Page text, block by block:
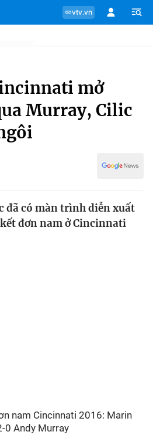
vtv.vn
mở
Murray, Cilic
đã có màn trình diễn xuất
đơn nam ở Cincinnati
nam Cincinnati 2016: Marin
0 Andy Murray